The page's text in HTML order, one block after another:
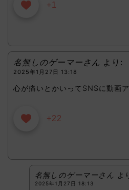
+1
名無しのゲーマーさん より:
2025年1月27日 13:18
心が痛いとかいってSNSに動画
+22
名無しのゲーマーさん よ
2025年1月27日 18:13